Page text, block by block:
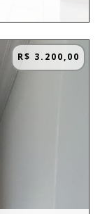
R$ 3.200,00